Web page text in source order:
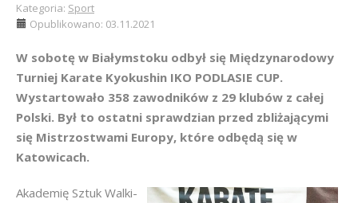
Kategoria: Sport
Opublikowano: 03.11.2021
W sobotę w Białymstoku odbył się Międzynarodowy
Turniej Karate Kyokushin IKO PODLASIE CUP.
Wystartowało 358 zawodników z 29 klubów z całej
Polski. Był to ostatni sprawdzian przed zbliżającymi
się Mistrzostwami Europy, które odbędą się w
Katowicach.
Akademię Sztuk Walki-